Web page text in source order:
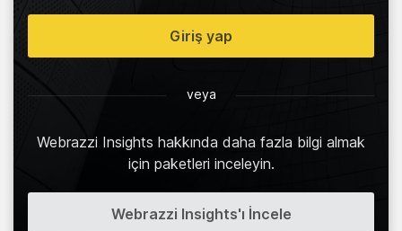
Giriş yap
veya
Webrazzi Insights hakkında daha fazla bilgi almak
için paketleri inceleyin.
Webrazzi Insights'ı İncele